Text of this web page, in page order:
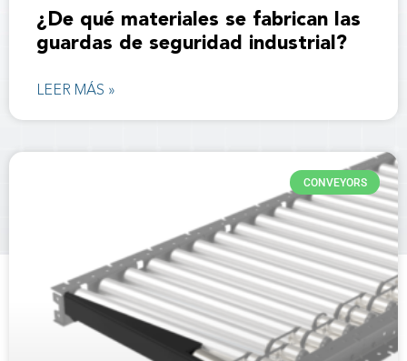
¿De qué materiales se fabrican las
guardas de seguridad industrial?
LEER MÁS »
CONVEYORS